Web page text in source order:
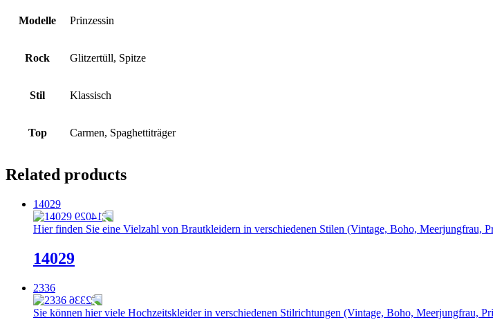
Modelle Prinzessin
Rock Glitzertüll, Spitze
Stil Klassisch
Top Carmen, Spaghettiträger
Related products
14029
Hier finden Sie eine Vielzahl von Brautkleidern in verschiedenen Stilen (Vintage, Boho, Meerjungfrau,
14029
2336
Sie können hier viele Hochzeitskleider in verschiedenen Stilrichtungen (Vintage, Boho, Meerjungfrau,